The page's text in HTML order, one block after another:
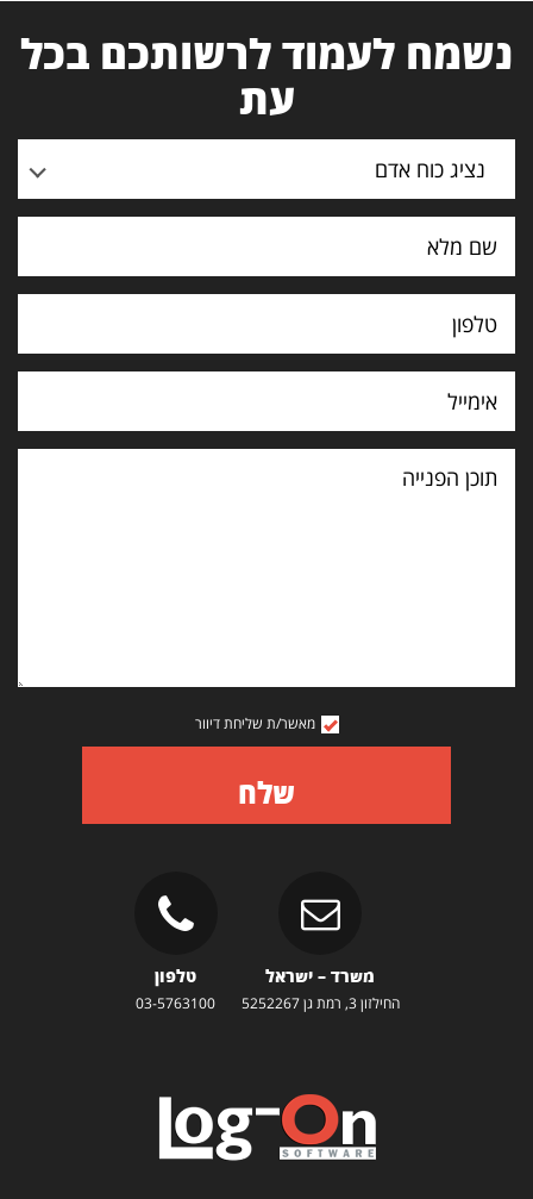
נשמח לעמוד לרשותכם בכל
עת
נציג כוח אדם
תוכן
הפנייה
מאשר/ת שליחת דיוור
שלח
משרד – ישראל
החילזון 3, רמת גן 5252267
טלפון
03-5763100